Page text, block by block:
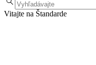
Vitajte na Štandarde